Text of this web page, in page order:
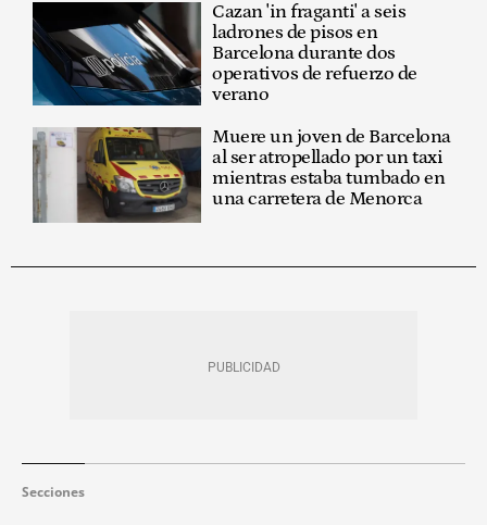
Cazan 'in fraganti' a seis
ladrones de pisos en
Barcelona durante dos
operativos de refuerzo de
verano
Muere un joven de Barcelona
al ser atropellado por un taxi
mientras estaba tumbado en
una carretera de Menorca
Secciones